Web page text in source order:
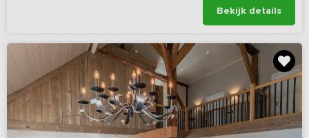
Bekijk details